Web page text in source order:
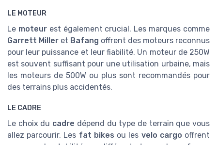
LE MOTEUR
Le moteurest également crucial. Les marques comme
Garrett Miller et Bafang offrent des moteurs reconnus
pour leur puissance et leur fiabilité. Un moteur de 250W
est souvent suffisant pour une utilisation urbaine, mais
les moteurs de 500W ou plus sont recommandés pour
des terrains plus accidentés.
LE CADRE
Le choix du cadre dépend du type de terrain que vous
allez parcourir. Les fat bikes ou les velo cargo offrent